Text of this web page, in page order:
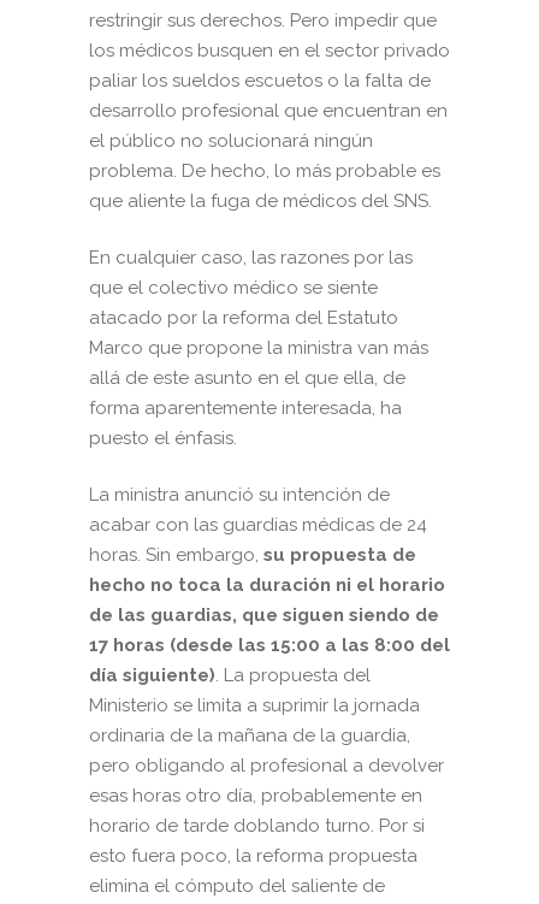
restringir sus derechos. Pero impedir que
los médicos busquen en el sector privado
paliar los sueldos escuetos o la falta de
desarrollo profesional que encuentran en
el público no solucionará ningún
problema. De hecho, lo más probable es
que aliente la fuga de médicos del SNS.
En cualquier caso, las razones por las
que el colectivo médico se siente
atacado por la reforma del Estatuto
Marco que propone la ministra van más
allá de este asunto en el que ella, de
forma aparentemente interesada, ha
puesto el énfasis.
La ministra anunció su intención de
acabar con las guardias médicas de 24
horas. Sin embargo, su propuesta de
hecho no toca la duración ni el horario
de las guardias, que siguen siendo de
17 horas (desde las 15:00 a las 8:00 del
día siguiente). La propuesta del
Ministerio se limita a suprimir la jornada
ordinaria de la mañana de la guardia,
pero obligando al profesional a devolver
esas horas otro día, probablemente en
horario de tarde doblando turno. Por si
esto fuera poco, la reforma propuesta
elimina el cómputo del saliente de